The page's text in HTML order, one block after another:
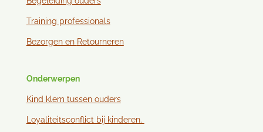
Training professionals
Bezorgen en Retourneren
Onderwerpen
Kind klem tussen ouders
Loyaliteitsconflict bij kinderen.